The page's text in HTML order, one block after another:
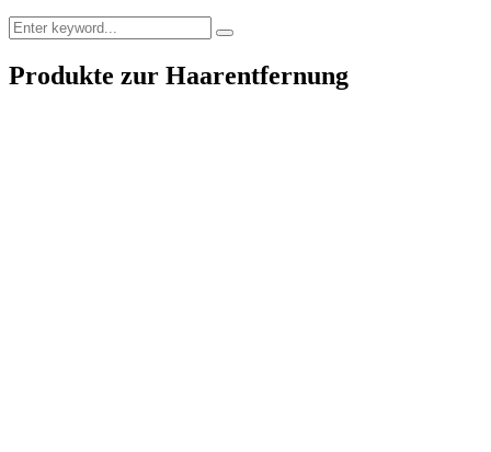
Produkte zur Haarentfernung